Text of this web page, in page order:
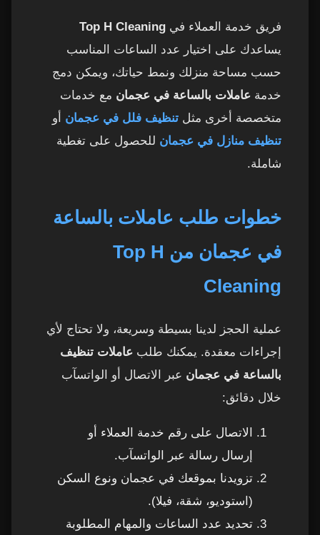
فريق خدمة العملاء في Top H Cleaning
يساعدك على اختيار عدد الساعات المناسب
حسب مساحة منزلك ونمط حياتك، ويمكن دمج
خدمة عاملات بالساعة في عجمان مع خدمات
متخصصة أخرى مثل تنظيف فلل في عجمان أو
تنظيف منازل في عجمان للحصول على تغطية
شاملة.
خطوات طلب عاملات بالساعة
في عجمان من Top H
Cleaning
عملية الحجز لدينا بسيطة وسريعة، ولا تحتاج لأي
إجراءات معقدة. يمكنك طلب عاملات تنظيف
بالساعة في عجمان عبر الاتصال أو الواتسآب
خلال دقائق:
الاتصال على رقم خدمة العملاء أو
إرسال رسالة عبر الواتسآب.
تزويدنا بموقعك في عجمان ونوع السكن
(استوديو، شقة، فيلا).
تحديد عدد الساعات والمهام المطلوبة